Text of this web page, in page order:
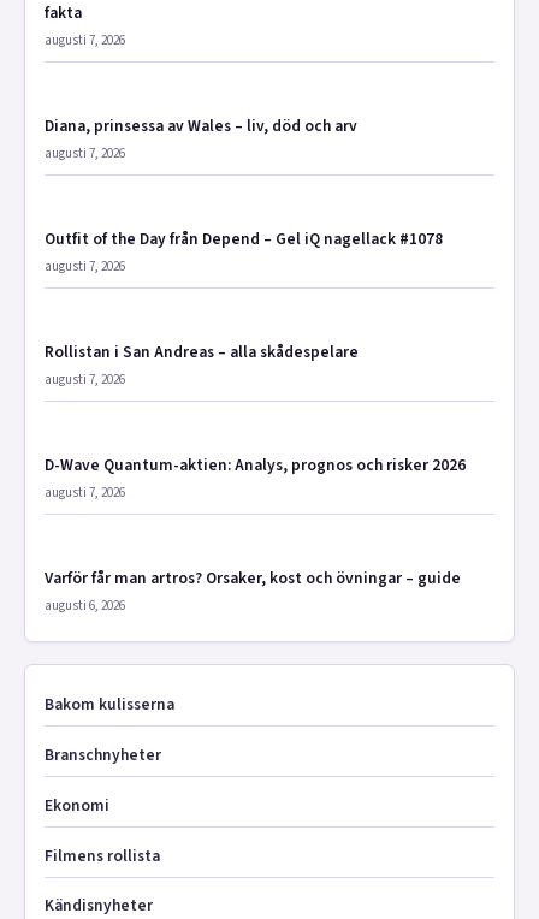
fakta
augusti 7, 2026
Diana, prinsessa av Wales – liv, död och arv
augusti 7, 2026
Outfit of the Day från Depend – Gel iQ nagellack #1078
augusti 7, 2026
Rollistan i San Andreas – alla skådespelare
augusti 7, 2026
D-Wave Quantum-aktien: Analys, prognos och risker 2026
augusti 7, 2026
Varför får man artros? Orsaker, kost och övningar – guide
augusti 6, 2026
Bakom kulisserna
Branschnyheter
Ekonomi
Filmens rollista
Kändisnyheter